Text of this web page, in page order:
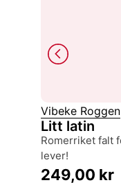
Vibeke Roggen
Litt latin
Romerriket falt for 1500 år siden, men latinen
lever!
249,00 kr